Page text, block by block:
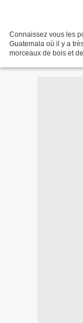
Connaissez vous les
Guatemala où il y a
morceaux de bois et